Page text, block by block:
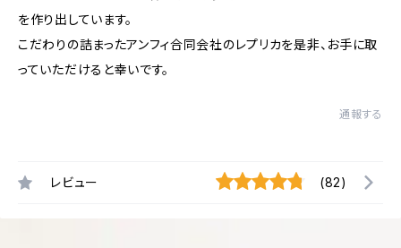
を作り出しています。
こだわりの詰まったアンフィ合同会社のレプリカを是非、お手に取
っていただけると幸いです。
通報する
レビュー (82)